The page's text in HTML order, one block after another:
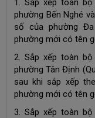
1. Sắp xếp toàn
phường Bến Nghé
số của phường Đa
phường mới có tên
2. Sắp xếp toàn
phường Tân Định
sau khi sắp xếp
phường mới có tên
3. Sắp xếp toàn